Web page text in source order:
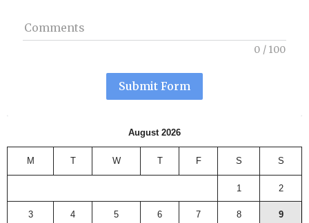
Comments
0 / 100
Submit Form
August 2026
M T W T F S S
1 2
3 4 5 6 7 8 9